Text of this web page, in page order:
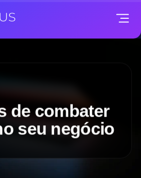
de combater
seu negócio